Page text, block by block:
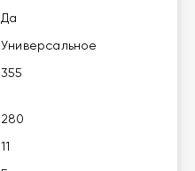
Да
Универсальное
355
280
11